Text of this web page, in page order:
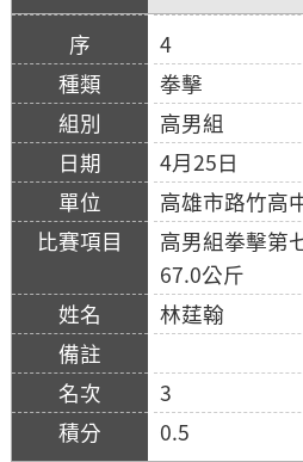
4
拳擊
高男組
4月25日
高雄市路竹高
高男組拳擊第
67.0公斤
林莛翰
3
0.5